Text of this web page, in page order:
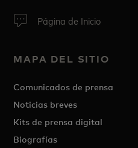
Página de Inicio
MAPA DEL SITIO
Comunicados de prensa
Noticias breves
Kits de prensa digital
Biografías